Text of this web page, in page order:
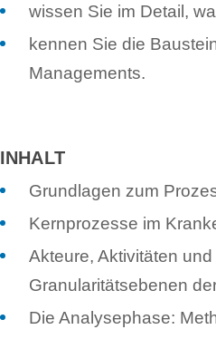
wissen Sie im Detail,
kennen Sie die
Managements.
INHALT
Grundlagen zum
Kernprozesse im
Akteure, Aktivitäten
Granularitätsebenen
Die Analysephase: